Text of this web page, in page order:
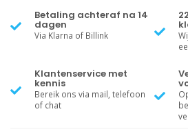
Betaling achteraf na 14
dagen
Via Klarna of Billink
Klantenservice met
kennis
Bereik ons via mail, telefoon
of chat